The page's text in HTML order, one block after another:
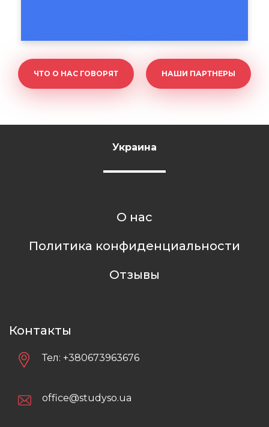
ЧТО О НАС ГОВОРЯТ НАШИ ПАРТНЕРЫ
Украина
О нас
Политика конфиденциальности
Отзывы
Контакты
Тел: +380673963676
office@studyso.ua